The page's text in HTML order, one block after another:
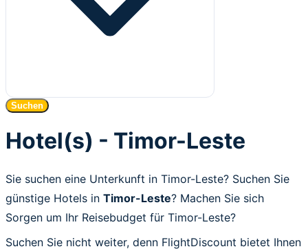
Suchen
Hotel(s) - Timor-Leste
Sie suchen eine Unterkunft in Timor-Leste? Suchen Sie
günstige Hotels in Timor-Leste? Machen Sie sich
Sorgen um Ihr Reisebudget für Timor-Leste?
Suchen Sie nicht weiter, denn FlightDiscount bietet Ihnen